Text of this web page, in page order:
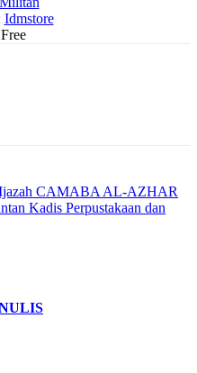
Idmstore
Free
CAMABA AL-AZHAR
Kadis Perpustakaan dan